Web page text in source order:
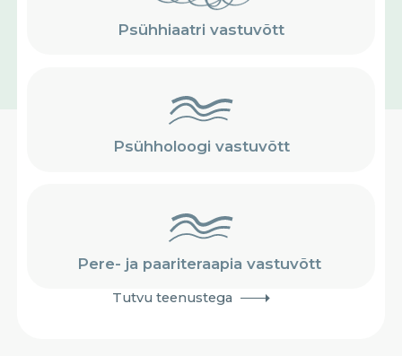
Psühhiaatri vastuvõtt
Psühholoogi vastuvõtt
Pere- ja paariteraapia vastuvõtt
Tutvu teenustega